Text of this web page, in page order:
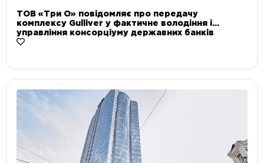
ТОВ «Три О» повідомляє про передачу
комплексу Gulliver у фактичне володіння і
управління консорціуму державних банків